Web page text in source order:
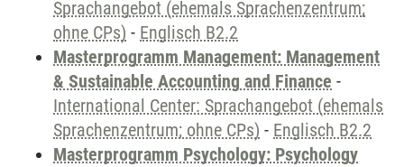
Sprachangebot (ehemals Sprachenzentrum;
ohne CPs) - Englisch B2.2
Masterprogramm Management: Management
& Sustainable Accounting and Finance -
International Center: Sprachangebot (ehemals
Sprachenzentrum; ohne CPs) - Englisch B2.2
Masterprogramm Psychology: Psychology